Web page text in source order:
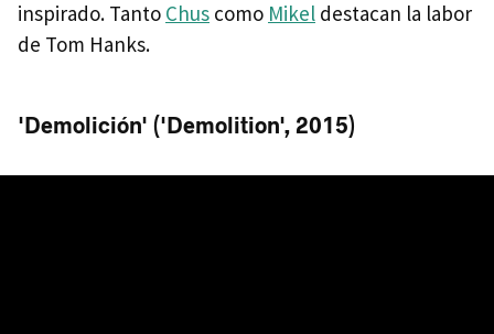
inspirado. Tanto Chus como Mikel destacan la labor
de Tom Hanks.
'Demolición' ('Demolition', 2015)